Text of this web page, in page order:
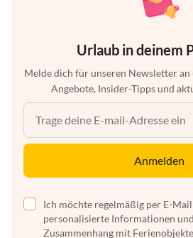
Urlaub in deinem
Melde dich für unseren Newsletter
Angebote, Insider-Tipps und
Anmelden
Ich möchte regelmäßig per E-
personalisierte Informationen
Zusammenhang mit